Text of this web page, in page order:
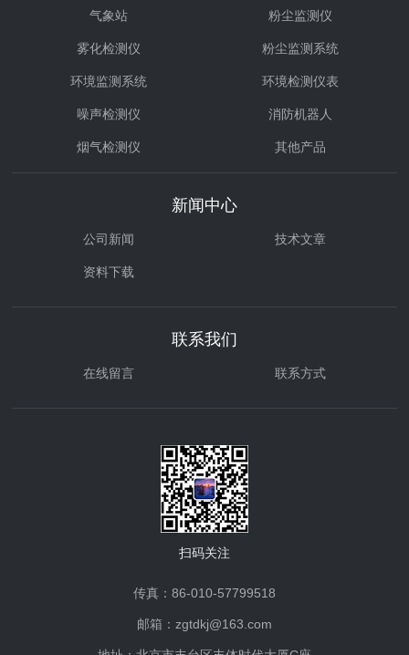
气象站 粉尘监测仪
雾化检测仪 粉尘监测系统
环境监测系统 环境检测仪表
噪声检测仪 消防机器人
烟气检测仪 其他产品
新闻中心
公司新闻 技术文章
资料下载
联系我们
在线留言 联系方式
扫码关注
传真：86-010-57799518
邮箱：zgtdkj@163.com